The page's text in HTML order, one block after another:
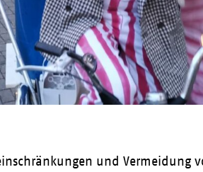
und Vermeidung